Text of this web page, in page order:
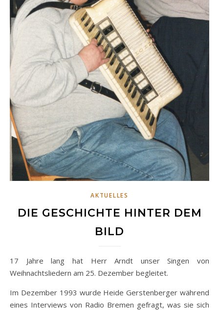
AKTUELLES
DIE GESCHICHTE HINTER DEM
BILD
17 Jahre lang hat Herr Arndt unser Singen von
Weihnachtsliedern am 25. Dezember begleitet.
Im Dezember 1993 wurde Heide Gerstenberger während
eines Interviews von Radio Bremen gefragt, was sie sich